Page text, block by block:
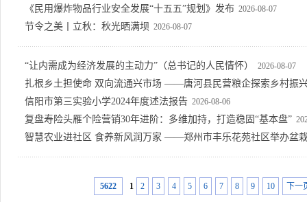
《民用爆炸物品行业安全发展“十五五”规划》发布 2026-08-07
节令之美丨立秋：秋光晒满坝 2026-08-07
“让内需成为经济发展的主动力”（总书记的人民情怀） 2026-08-07
扎根乡土担使命 双向流通兴市场 ——唐河县民营粮企探索乡村振
信阳市第三实验小学2024年度述法报告 2026-08-06
复盘寿险头雁个险营销30年进阶：多维加持，打造稳固“基本盘”
智慧农业进社区 食养新风润万家 ——郑州市丰乐花苑社区举办盆
5622 1 2 3 4 5 6 7 8 9 10 下一